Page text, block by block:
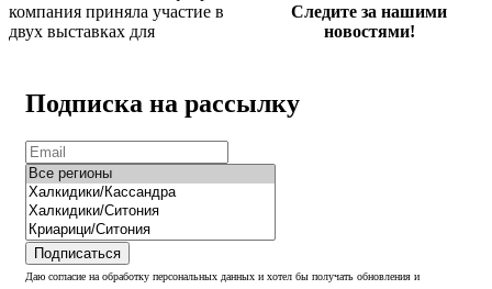
компания приняла участие в
двух выставках для
Следите за нашими
новостями!
Подписка на рассылку
Подписаться
Даю согласие на обработку персональных данных и хотел бы получать обновления и